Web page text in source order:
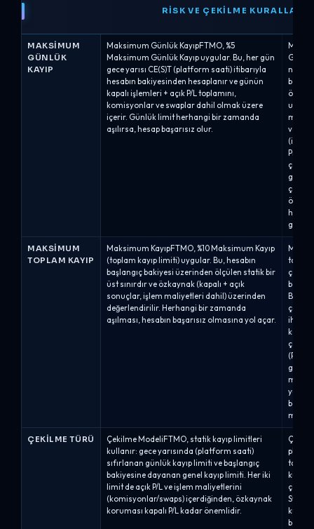
RISK VE ÇEKILME KURALLARI
MAKSIMUM
GÜNLÜK
KAYIP
Maksimum Günlük KayıpFTMO, %5
Maksimum Günlük Kayıp uygular. Bu, her gün
gece yarısı CE(S)T (platform saati) itibarıyla
hesabın bakiyesinden hesaplanır ve günün
kapalı işlemleri + açık P/L toplamını,
komisyonlar ve swaplar dahil olmak üzere
içerir. Günlük limit herhangi bir zamanda
aşılırsa, hesap başarısız olur.
ve
Pro
günlük
MAKSIMUM
TOPLAM KAYIP
Maksimum KayıpFTMO, %10 Maksimum Kayıp
(toplam kayıp limiti) uygular. Bu, hesabın
başlangıç bakiyesi üzerinden ölçülen statik bir
üst sınırdır ve özkaynak (kapalı + açık
sonuçlar, işlem maliyetleri dahil) üzerinden
değerlendirilir. Herhangi bir zamanda
aşılması, hesabın başarısız olmasına yol açar.
ihlal
geri
ÇEKILME TÜRÜ
Çekilme ModeliFTMO, statik kayıp limitleri
kullanır: gece yarısında (platform saati)
sıfırlanan günlük kayıp limiti ve başlangıç
bakiyesine dayanan genel kayıp limiti. Her iki
limit de açık P/L ve işlem maliyetlerini
(komisyonlar/swaps) içerdiğinden, özkaynak
koruması kapalı P/L kadar önemlidir.
plana
takip
Swing